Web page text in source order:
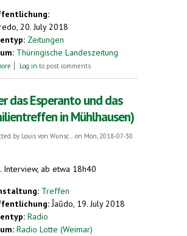
20. July 2018
Zeitungen
Thüringische Landeszeitung
about Klein Lio lernt drei Muttersprachen/
Log in to post comments
das Esperanto und das
in Mühlhausen)
by Louis von Wunsc...on Mon, 2018-07-30
Interview, ab etwa 18h40
Treffen
Ĵaŭdo, 19. July 2018
Radio
Radio Lotte (Weimar)